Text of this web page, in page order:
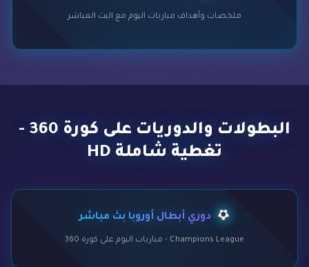
ملخصات وأهداف مباريات اليوم مع البث المباشر
البطولات والدوريات على كورة 360 -
تغطية شاملة HD
دوري أبطال أوروبا بث مباشر
Champions League - مباريات اليوم على كورة 360